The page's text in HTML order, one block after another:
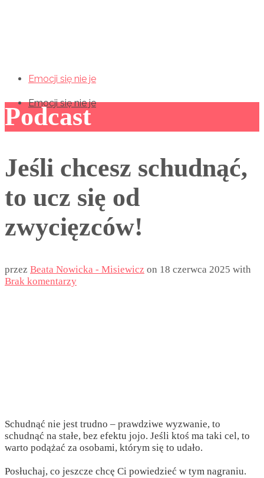
Emocji się nie je
Emocji się nie je
Podcast
Jeśli chcesz schudnąć,
to ucz się od
zwycięzców!
przez Beata Nowicka - Misiewicz on 18 czerwca 2025 with
Brak komentarzy
Schudnąć nie jest trudno – prawdziwe wyzwanie, to
schudnąć na stałe, bez efektu jojo. Jeśli ktoś ma taki cel, to
warto podążać za osobami, którym się to udało.
Posłuchaj, co jeszcze chcę Ci powiedzieć w tym nagraniu.